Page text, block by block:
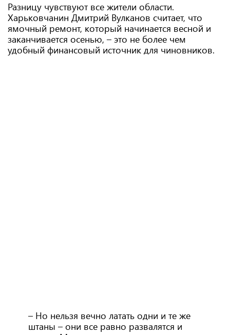
Разницу чувствуют все жители области.
Харьковчанин Дмитрий Вулканов считает, что
ямочный ремонт, который начинается весной и
заканчивается осенью, – это не более чем
удобный финансовый источник для чиновников.
– Но нельзя вечно латать одни и те же
штаны – они все равно развалятся и